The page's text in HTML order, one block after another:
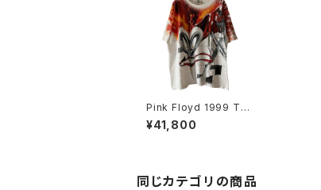
Pink Floyd 1999 Th
e Wall Band Tee
¥41,800
同じカテゴリの商品